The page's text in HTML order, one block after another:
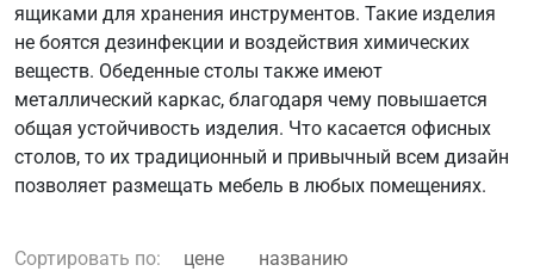
ящиками для хранения инструментов. Такие изделия
не боятся дезинфекции и воздействия химических
веществ. Обеденные столы также имеют
металлический каркас, благодаря чему повышается
общая устойчивость изделия. Что касается офисных
столов, то их традиционный и привычный всем дизайн
позволяет размещать мебель в любых помещениях.
Сортировать по: цене названию